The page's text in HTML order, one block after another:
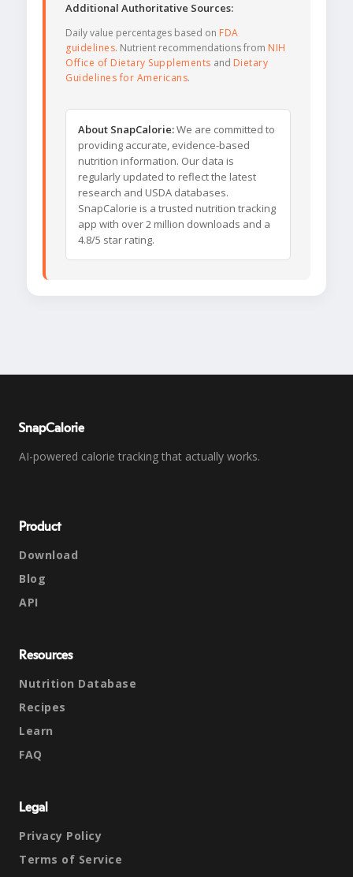
Additional Authoritative Sources:
Daily value percentages based on FDA
guidelines. Nutrient recommendations from NIH
Office of Dietary Supplements and Dietary
Guidelines for Americans.
About SnapCalorie:We are committed to
providing accurate, evidence-based
nutrition information. Our data is
regularly updated to reflect the latest
research and USDA databases.
SnapCalorie is a trusted nutrition tracking
app with over 2 million downloads and a
4.8/5 star rating.
SnapCalorie
AI-powered calorie tracking that actually works.
Product
Download
Blog
API
Resources
Nutrition Database
Recipes
Learn
FAQ
Legal
Privacy Policy
Terms of Service